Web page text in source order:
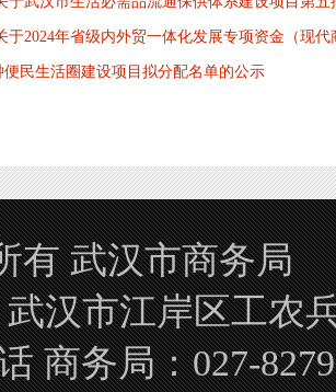
于2024年省级内外贸一体化发展专项资金（现
便民生活圈建设项目拟分配名单的公示
有 武汉市商务局
武汉市江岸区工
商务局：027-